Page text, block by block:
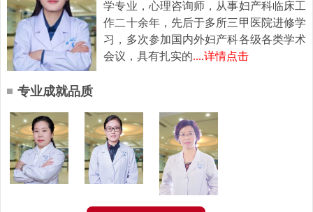
学专业，心理咨询师，从事妇产科临床工
作二十余年，先后于多所三甲医院进修学
习，多次参加国内外妇产科各级各类学术
会议，具有扎实的....详情点击
专业成就品质